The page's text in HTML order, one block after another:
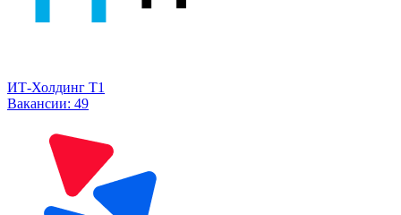
ИТ-Холдинг Т1
Вакансии: 49